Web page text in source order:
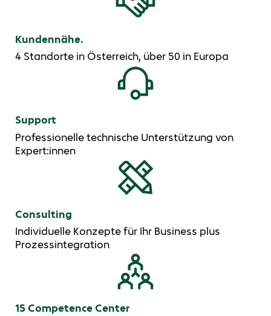
Kundennähe.
4 Standorte in Österreich, über 50 in Europa
Support
Professionelle technische Unterstützung von
Expert:innen
Consulting
Individuelle Konzepte für Ihr Business plus
Prozessintegration
15 Competence Center